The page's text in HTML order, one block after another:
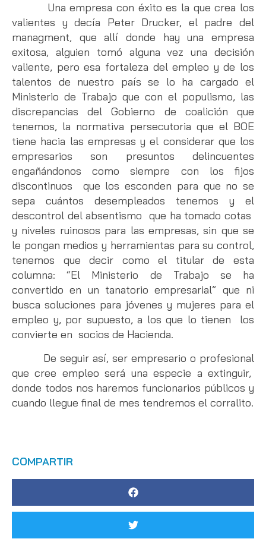
Una empresa con éxito es la que crea los
valientes y decía Peter Drucker, el padre del
managment, que allí donde hay una empresa
exitosa, alguien tomó alguna vez una decisión
valiente, pero esa fortaleza del empleo y de los
talentos de nuestro país se lo ha cargado el
Ministerio de Trabajo que con el populismo, las
discrepancias del Gobierno de coalición que
tenemos, la normativa persecutoria que el BOE
tiene hacia las empresas y el considerar que los
empresarios son presuntos delincuentes
engañándonos como siempre con los fijos
discontinuos que los esconden para que no se
sepa cuántos desempleados tenemos y el
descontrol del absentismo que ha tomado cotas
y niveles ruinosos para las empresas, sin que se
le pongan medios y herramientas para su control,
tenemos que decir como el titular de esta
columna: “El Ministerio de Trabajo se ha
convertido en un tanatorio empresarial” que ni
busca soluciones para jóvenes y mujeres para el
empleo y, por supuesto, a los que lo tienen los
convierte en socios de Hacienda.
De seguir así, ser empresario o profesional
que cree empleo será una especie a extinguir,
donde todos nos haremos funcionarios públicos y
cuando llegue final de mes tendremos el corralito.
COMPARTIR